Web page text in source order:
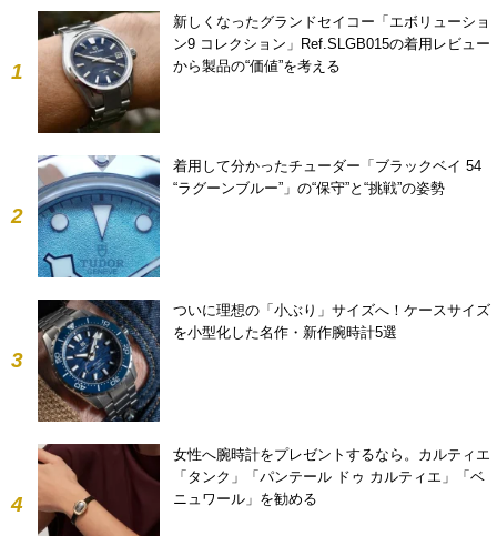
1
新しくなったグランドセイコー「エボリューショ
ン9 コレクション」Ref.SLGB015の着用レビュー
から製品の“価値”を考える
2
着用して分かったチューダー「ブラックベイ 54
“ラグーンブルー”」の“保守”と“挑戦”の姿勢
3
ついに理想の「小ぶり」サイズへ！ケースサイズ
を小型化した名作・新作腕時計5選
4
女性へ腕時計をプレゼントするなら。カルティエ
「タンク」「パンテール ドゥ カルティエ」「ベ
ニュワール」を勧める